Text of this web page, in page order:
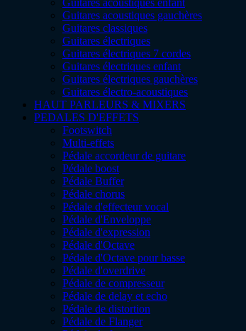
Guitares acoustiques gauchères
Guitares classiques
Guitares électriques
Guitares électriques 7 cordes
Guitares électriques enfant
Guitares électriques gauchères
Guitares électro-acoustiques
HAUT PARLEURS & MIXERS
PEDALES D'EFFETS
Footswitch
Multi-effets
Pédale accordeur de guitare
Pédale boost
Pédale Buffer
Pédale chorus
Pédale d'effecteur vocal
Pédale d'Enveloppe
Pédale d'expression
Pédale d'Octave
Pédale d'Octave pour basse
Pédale d'overdrive
Pédale de compresseur
Pédale de delay et echo
Pédale de distortion
Pédale de Flanger